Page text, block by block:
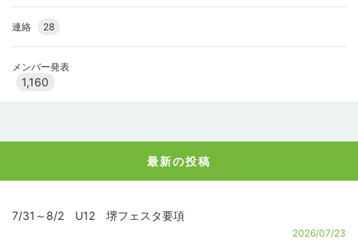
連絡 28
メンバー発表
1,160
最新の投稿
7/31～8/2 U12 堺フェスタ要項
2026/07/23